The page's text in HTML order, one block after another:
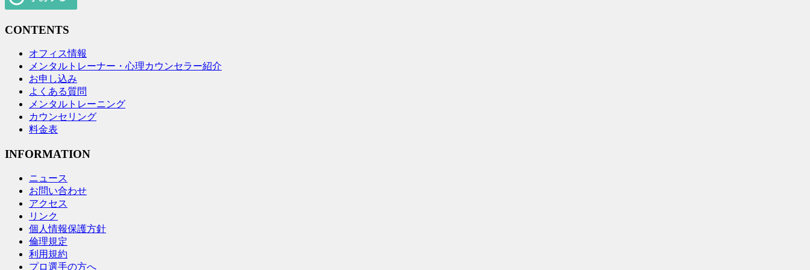
CONTENTS
オフィス情報
メンタルトレーナー・心理カウンセラー紹介
お申し込み
よくある質問
メンタルトレーニング
カウンセリング
料金表
INFORMATION
ニュース
お問い合わせ
アクセス
リンク
個人情報保護方針
倫理規定
利用規約
プロ選手の方へ